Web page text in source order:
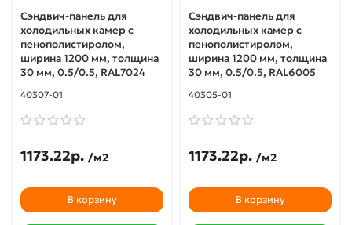
Сэндвич-панель для
холодильных камер с
пенополистиролом,
ширина 1200 мм, толщина
30 мм, 0.5/0.5, RAL7024
40307-01
1173.22р. /м2
В корзину
Сэндвич-панель для
холодильных камер с
пенополистиролом,
ширина 1200 мм, толщина
30 мм, 0.5/0.5, RAL6005
40305-01
1173.22р. /м2
В корзину